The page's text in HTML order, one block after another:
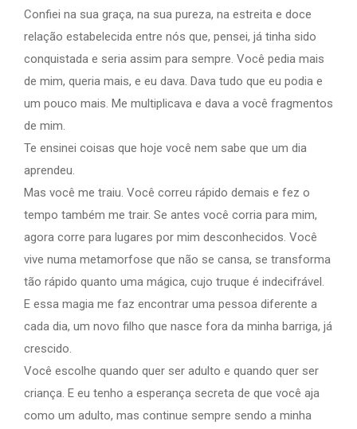
Confiei na sua graça, na sua pureza, na estreita e doce
relação estabelecida entre nós que, pensei, já tinha sido
conquistada e seria assim para sempre. Você pedia mais
de mim, queria mais, e eu dava. Dava tudo que eu podia e
um pouco mais. Me multiplicava e dava a você fragmentos
de mim.
Te ensinei coisas que hoje você nem sabe que um dia
aprendeu.
Mas você me traiu. Você correu rápido demais e fez o
tempo também me trair. Se antes você corria para mim,
agora corre para lugares por mim desconhecidos. Você
vive numa metamorfose que não se cansa, se transforma
tão rápido quanto uma mágica, cujo truque é indecifrável.
E essa magia me faz encontrar uma pessoa diferente a
cada dia, um novo filho que nasce fora da minha barriga, já
crescido.
Você escolhe quando quer ser adulto e quando quer ser
criança. E eu tenho a esperança secreta de que você aja
como um adulto, mas continue sempre sendo a minha